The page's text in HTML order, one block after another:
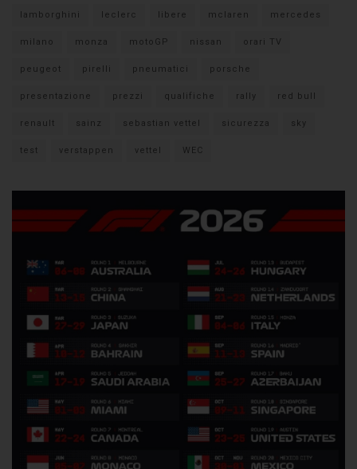
lamborghini leclerc libere mclaren mercedes
milano monza motoGP nissan orari TV
peugeot pirelli pneumatici porsche
presentazione prezzi qualifiche rally red bull
renault sainz sebastian vettel sicurezza sky
test verstappen vettel WEC